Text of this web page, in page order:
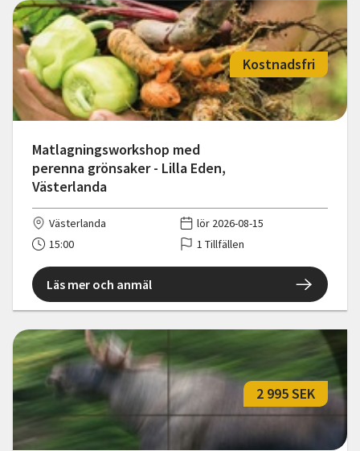
Matlagningsworkshop med
perenna grönsaker - Lilla Eden,
Västerlanda
Kostnadsfri
Västerlanda
lör 2026-08-15
15:00
1 Tillfällen
Läs mer och anmäl
2 995 SEK